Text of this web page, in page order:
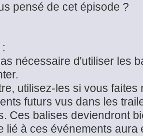
pensé de cet épisode ?
nécessaire d'utiliser les
utilisez-les si vous faites
futurs vus dans les
Ces balises deviendront
lié à ces événements aura